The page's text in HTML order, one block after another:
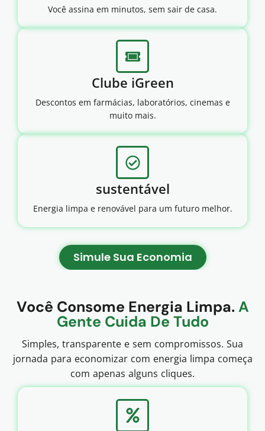
Você assina em minutos, sem sair de casa.
Clube iGreen
Descontos em farmácias, laboratórios, cinemas e
muito mais.
sustentável
Energia limpa e renovável para um futuro melhor.
Simule Sua Economia
Você Consome Energia Limpa.A
Gente Cuida De Tudo
Simples, transparente e sem compromissos. Sua
jornada para economizar com energia limpa começa
com apenas alguns cliques.